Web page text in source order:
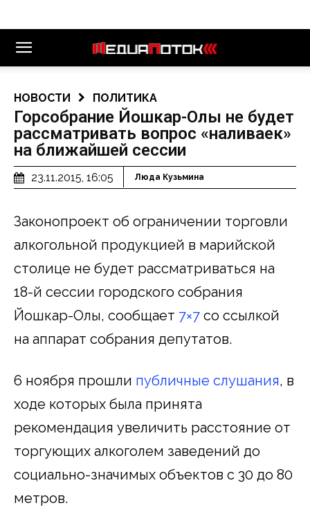
НОВОСТИ ПОЛИТИКА
Горсобрание Йошкар-Олы не будет
рассматривать вопрос «наливаек»
на ближайшей сессии
23.11.2015, 16:05 Люда Кузьмина
Законопроект об ограничении торговли
алкогольной продукцией в марийской
столице не будет рассматриваться на
18-й сессии городского собрания
Йошкар-Олы, сообщает 7×7 со ссылкой
на аппарат собрания депутатов.
6 ноября прошли публичные слушания, в
ходе которых была принята
рекомендация увеличить расстояние от
торгующих алкоголем заведений до
социально-значимых объектов с 30 до 80
метров.